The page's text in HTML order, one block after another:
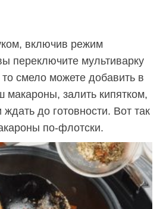
включив режим
переключите мультиварку
смело можете добавить в
макароны, залить кипятком,
до готовности. Вот так
по-флотски.